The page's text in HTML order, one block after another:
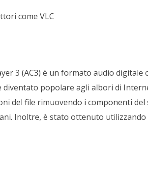
come VLC
3 (AC3) è un formato audio digitale
diventato popolare agli albori di
del file rimuovendo i componenti del
Inoltre, è stato ottenuto utilizzando